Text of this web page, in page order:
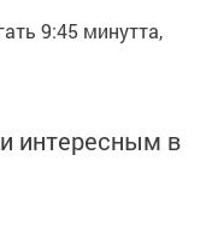
9:45 минутта,
интересным в